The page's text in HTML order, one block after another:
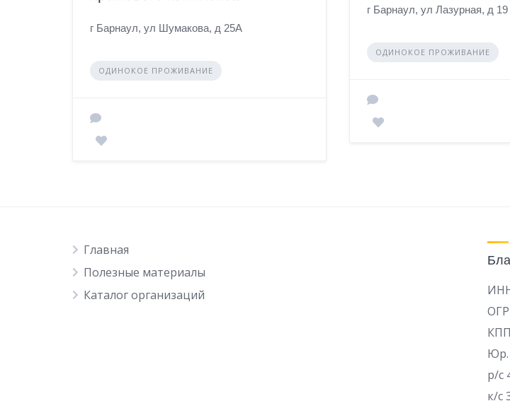
г Барнаул, ул Шумакова, д 25А
ОДИНОКОЕ ПРОЖИВАНИЕ
г Барнаул, ул Лазурная, д 19
ОДИНОКОЕ ПРОЖИВАНИЕ
Главная
Полезные материалы
Каталог организаций
Юр.
р/c
к/с